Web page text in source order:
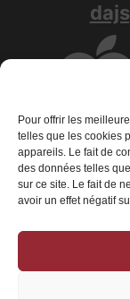
Pour offrir les
telles que les cookies
appareils. Le fait de
des données telles
sur ce site. Le fait de
avoir un effet négatif